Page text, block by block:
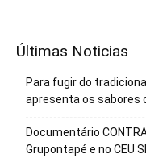
Últimas Noticias
Para fugir do
apresenta os sabores
Documentário
Grupontapé e no CEU